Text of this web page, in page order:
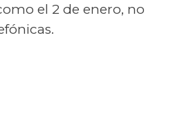
el 2 de enero, no